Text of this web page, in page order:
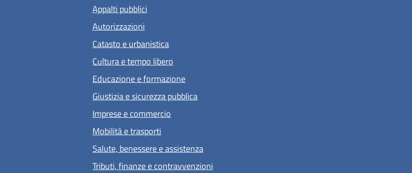
Appalti pubblici
Autorizzazioni
Catasto e urbanistica
Cultura e tempo libero
Educazione e formazione
Giustizia e sicurezza pubblica
Imprese e commercio
Mobilità e trasporti
Salute, benessere e assistenza
Tributi, finanze e contravvenzioni